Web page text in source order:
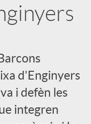
d'Enginyers
i defèn les
integren